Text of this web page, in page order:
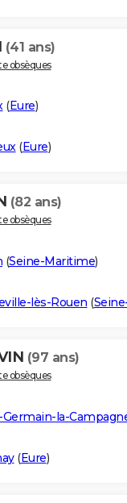
(41 ans)
obsèques
(Eure)
(Eure)
(82 ans)
obsèques
(Seine-Maritime)
lès-Rouen (
(97 ans)
obsèques
Germain-la-
(Eure)